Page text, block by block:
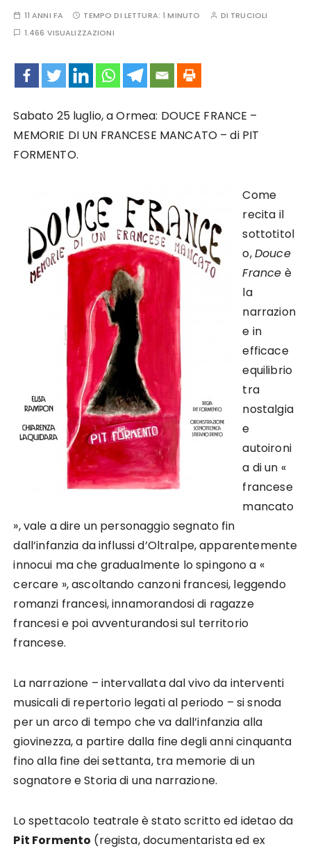
11 ANNI FA TEMPO DI LETTURA:1 MINUTO DI TRUCIOLI
1.466 VISUALIZZAZIONI
Sabato 25 luglio, a Ormea: DOUCE FRANCE –
MEMORIE DI UN FRANCESE MANCATO – di PIT
FORMENTO.
Come
recita il
sottotitol
o,Douce
France è
la
narrazion
e in
efficace
equilibrio
tra
nostalgia
e
autoironi
a di un «
francese
mancato
», vale a dire un personaggio segnato fin
dall’infanzia da influssi d’Oltralpe, apparentemente
innocui ma che gradualmente lo spingono a «
cercare », ascoltando canzoni francesi, leggendo
romanzi francesi, innamorandosi di ragazze
francesi e poi avventurandosi sul territorio
francese.
La narrazione – intervallata dal vivo da interventi
musicali di repertorio legati al periodo – si snoda
per un arco di tempo che va dall’infanzia alla
giovinezza, a partire dalla fine degli anni cinquanta
fino alla fine dei settanta, tra memorie di un
sognatore e Storia di una narrazione.
Lo spettacolo teatrale è stato scritto ed idetao da
Pit Formento (regista, documentarista ed ex